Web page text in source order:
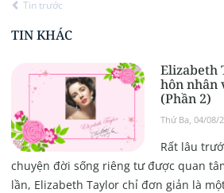
Tin trước
TIN KHÁC
Elizabeth
hôn nhân
(Phần 2)
Thứ Ba, 04/08/
Rất lâu
chuyện đời sống riêng tư được quan
lần, Elizabeth Taylor chỉ đơn giản là